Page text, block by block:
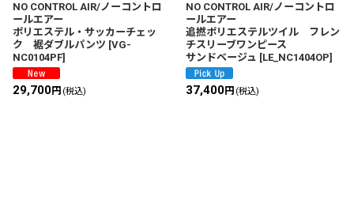
NO CONTROL AIR/ノーコントロ
ールエアー
ポリエステル・サッカーチェッ
ク 裾ダブルパンツ [VG-
NC0104PF]
29,700円 (税込)
NO CONTROL AIR/ノーコントロ
ールエアー
追撚ポリエステルツイル フレン
チスリーブワンピース
サンドベージュ [LE_NC1404OP]
37,400円 (税込)